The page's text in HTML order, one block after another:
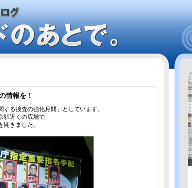
情報を！
る捜査の強化月間」としています。
駅近くの広場で
きました。